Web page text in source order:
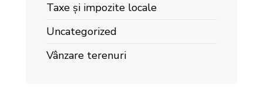
Taxe și impozite locale
Uncategorized
Vânzare terenuri